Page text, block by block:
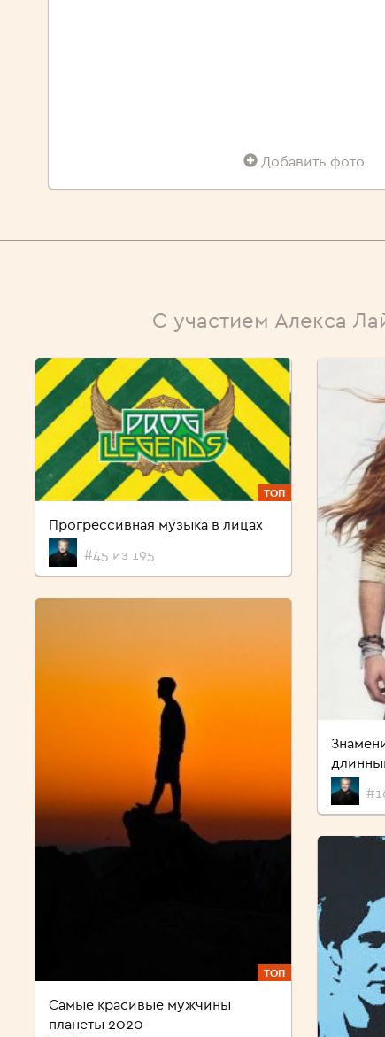
Добавить фото
С участием Алекса
ТОП
Прогрессивная музыка в лицах
#45 из 195
ТОП
Самые красивые мужчины
планеты 2020